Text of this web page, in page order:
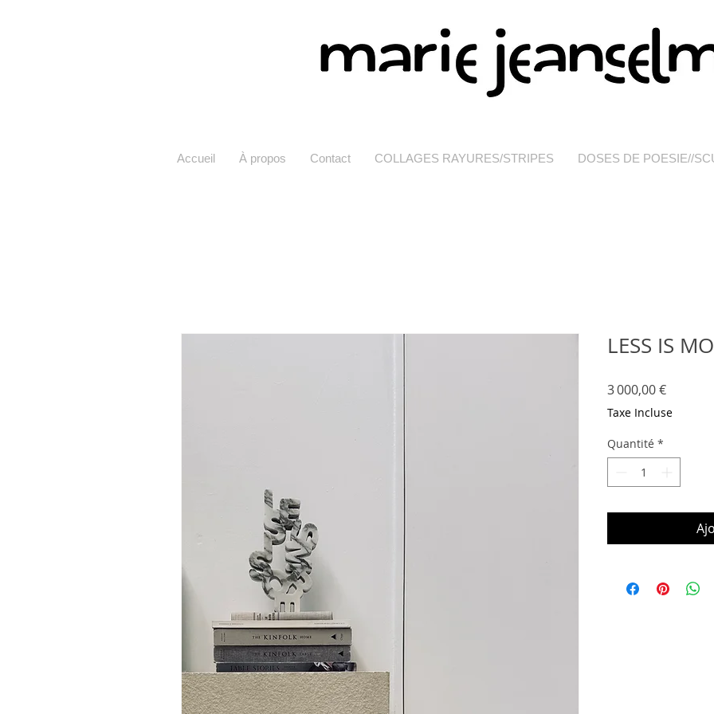
Accueil À propos Contact COLLAGES RAYURES/STRIPES DOSES DE POESIE//
LESS IS
3 000,00 €Prix
Taxe Incluse
Quantité *